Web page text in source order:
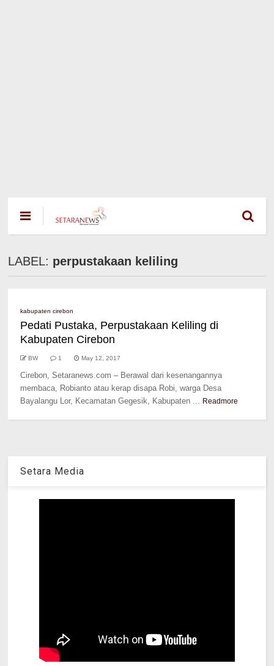
LABEL: perpustakaan keliling
kabupaten cirebon
Pedati Pustaka, Perpustakaan Keliling di
Kabupaten Cirebon
BW 1 May 12, 2017
Cirebon, Setaranews.com – Berawal dari kesenangannya
membaca, Robianto atau kerap disapa Robi, warga Desa
Bayalangu Lor, Kecamatan Gegesik, Kabupaten ... Readmore
Setara Media